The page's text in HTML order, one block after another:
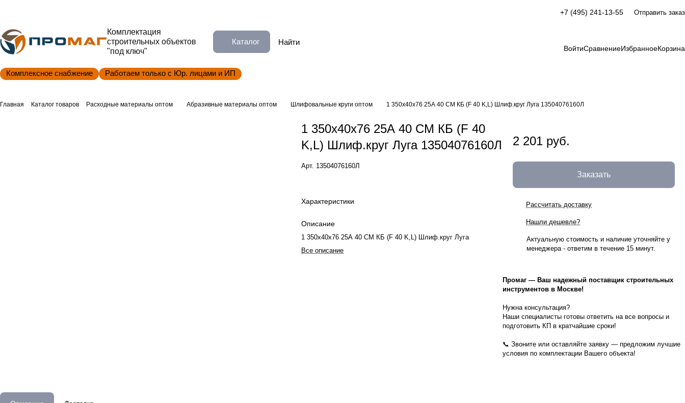
+7 (495) 241-13-55 Отправить заказ
Комплектация
строительных объектов
"под ключ"
Каталог
ВойтиСравнениеИзбранноеКорзина
Комплексное снабжение Работаем только с Юр. лицами и ИП
Главная Каталог товаров Расходные материалы оптом Абразивные материалы оптом Шлифовальные круги оптом 1 350х40х76 25А 40 СМ КБ (F 40 K,L) Шлиф.круг Луга 13504076160Л
1 350х40х76 25А 40 СМ КБ (F 40
K,L) Шлиф.круг Луга 13504076160Л
Арт. 13504076160Л
Характеристики
Описание
1 350х40х76 25А 40 СМ КБ (F 40 K,L) Шлиф.круг Луга
Все описание
2 201 руб.
Заказать
Рассчитать доставку
Нашли дешевле?
Актуальную стоимость и наличие уточняйте у
менеджера - ответим в течение 15 минут.
Промаг — Ваш надежный поставщик строительных
инструментов в Москве!
Нужна консультация?
Наши специалисты готовы ответить на все вопросы и
подготовить КП в кратчайшие сроки!
📞 Звоните или оставляйте заявку — предложим лучшие
условия по комплектации Вашего объекта!